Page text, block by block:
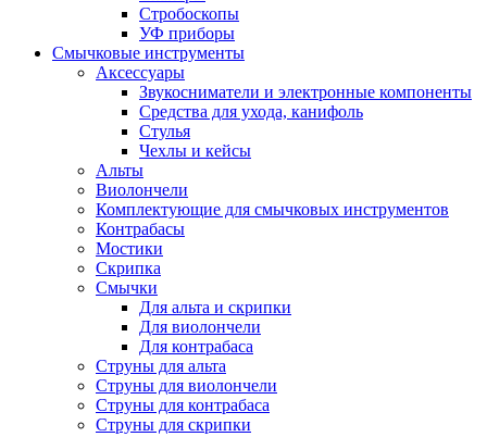
Стробоскопы
УФ приборы
Смычковые инструменты
Аксессуары
Звукосниматели и электронные компоненты
Средства для ухода, канифоль
Стулья
Чехлы и кейсы
Альты
Виолончели
Комплектующие для смычковых инструментов
Контрабасы
Мостики
Скрипка
Смычки
Для альта и скрипки
Для виолончели
Для контрабаса
Струны для альта
Струны для виолончели
Струны для контрабаса
Струны для скрипки